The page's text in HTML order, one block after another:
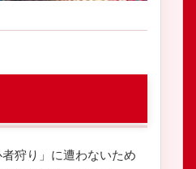
狩り」に遭わないため